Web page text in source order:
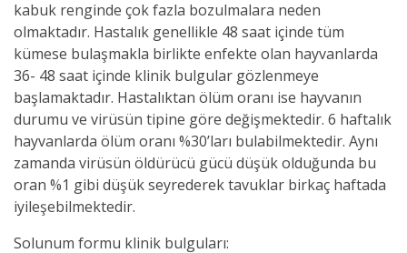
kabuk renginde çok fazla bozulmalara neden
olmaktadır. Hastalık genellikle 48 saat içinde tüm
kümese bulaşmakla birlikte enfekte olan hayvanlarda
36- 48 saat içinde klinik bulgular gözlenmeye
başlamaktadır. Hastalıktan ölüm oranı ise hayvanın
durumu ve virüsün tipine göre değişmektedir. 6 haftalık
hayvanlarda ölüm oranı %30’ları bulabilmektedir. Aynı
zamanda virüsün öldürücü gücü düşük olduğunda bu
oran %1 gibi düşük seyrederek tavuklar birkaç haftada
iyileşebilmektedir.
Solunum formu klinik bulguları: